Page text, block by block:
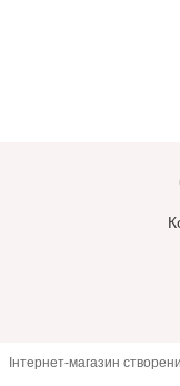
Інтернет-магазин